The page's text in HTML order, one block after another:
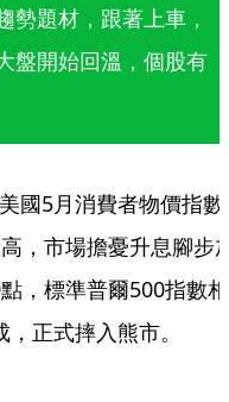
勢題材，跟著上車，
盤開始回溫，個股有
國5月消費者物價指數
，市場擔憂升息腳步
，標準普爾500指數相
正式摔入熊市。